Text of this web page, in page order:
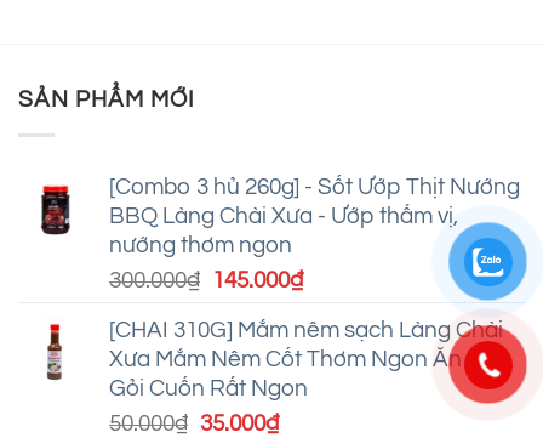
SẢN PHẨM MỚI
[Combo 3 hủ 260g] - Sốt Ướp Thịt Nướng
BBQ Làng Chài Xưa - Ướp thấm vị,
nướng thơm ngon
300.000₫ Giá
là:
300.000₫.
145.000₫Giá
tại
là:
145.000₫.
[CHAI 310G] Mắm nêm sạch Làng Chài
Xưa Mắm Nêm Cốt Thơm Ngon Ăn Bún,
Gỏi Cuốn Rất Ngon
50.000₫ Giá
35.000₫Giá